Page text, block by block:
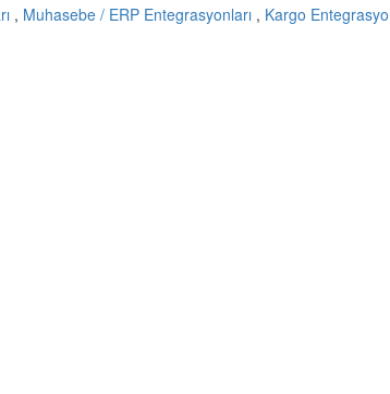
, Muhasebe / ERP Entegrasyonları , Kargo